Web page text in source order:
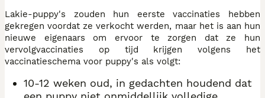
Lakie-puppy's zouden hun eerste vaccinaties hebben
gekregen voordat ze verkocht werden, maar het is aan hun
nieuwe eigenaars om ervoor te zorgen dat ze hun
vervolgvaccinaties op tijd krijgen volgens het
vaccinatieschema voor puppy's als volgt:
10-12 weken oud, in gedachten houdend dat